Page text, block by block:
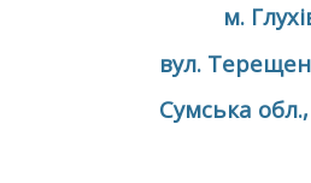
м.
вул.
Сумська